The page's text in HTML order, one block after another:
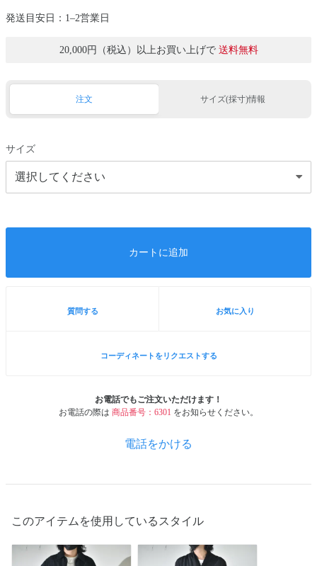
発送目安日：1–2営業日
20,000円（税込）以上お買い上げで 送料無料
注文 サイズ(採寸)情報
サイズ
カートに追加
質問する お気に入り
コーディネートをリクエストする
お電話でもご注文いただけます！
お電話の際は 商品番号：6301 をお知らせください。
電話をかける
このアイテムを使用しているスタイル